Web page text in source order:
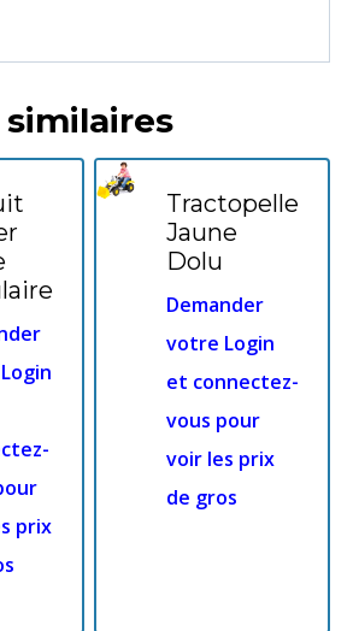
prix
Tractopelle
Jaune
Dolu
Demander
votre Login
et connectez-
vous pour
voir les prix
de gros